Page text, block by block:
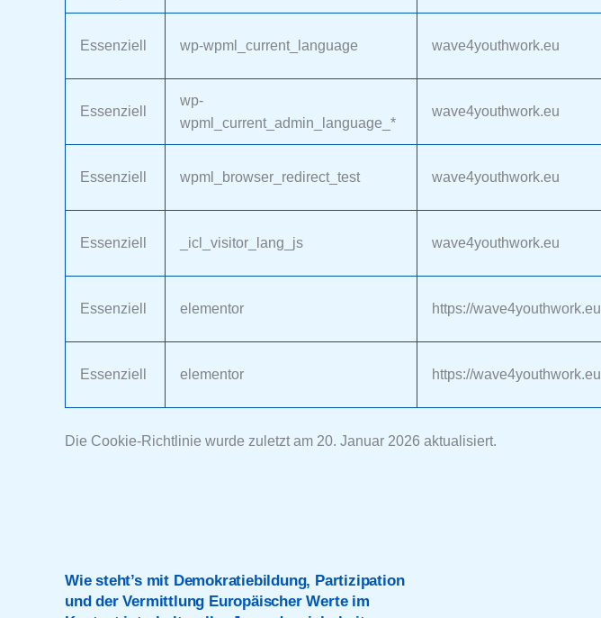
Essenziell wp-wpml_current_language wave4youthwork.eu
Essenziell
wp-
wpml_current_admin_language_*
wave4youthwork.eu
Essenziell wpml_browser_redirect_test wave4youthwork.eu
Essenziell _icl_visitor_lang_js wave4youthwork.eu
Essenziell elementor https://wave4youthwork.eu
Essenziell elementor https://wave4youthwork.eu
Die Cookie-Richtlinie wurde zuletzt am 20. Januar 2026 aktualisiert.
Wie steht’s mit Demokratiebildung, Partizipation
und der Vermittlung Europäischer Werte im